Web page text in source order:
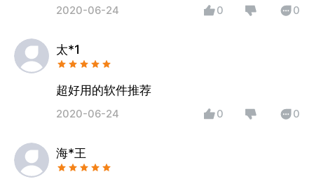
2020-06-24 0 0
太*1
超好用的软件推荐
2020-06-24 0 0
海*王